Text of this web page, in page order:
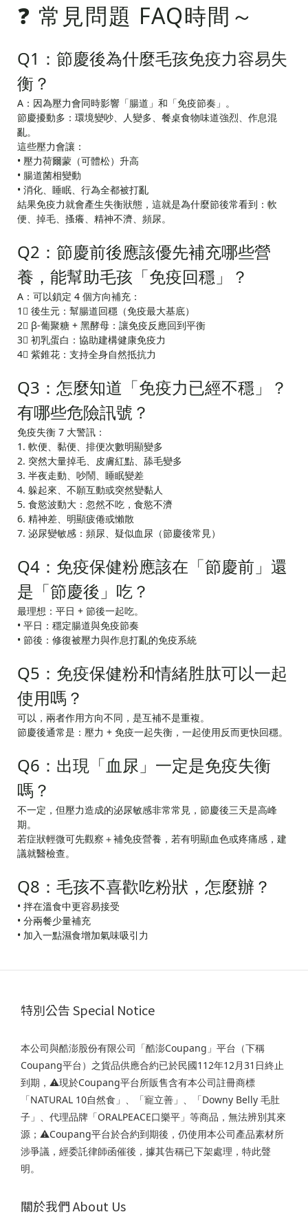
❓ 常見問題 FAQ時間～
Q1：節慶後為什麼毛孩免疫力容易失
衡？
A：因為壓力會同時影響「腸道」和「免疫節奏」。
節慶擾動多：環境變吵、人變多、餐桌食物味道強烈、作息混
亂。
這些壓力會讓：
• 壓力荷爾蒙（可體松）升高
• 腸道菌相變動
• 消化、睡眠、行為全都被打亂
結果免疫力就會產生失衡狀態，這就是為什麼節後常看到：軟
便、掉毛、搔癢、精神不濟、頻尿。
Q2：節慶前後應該優先補充哪些營
養，能幫助毛孩「免疫回穩」？
A：可以鎖定 4 個方向補充：
1⃣ 後生元：幫腸道回穩（免疫最大基底）
2⃣ β-葡聚糖 + 黑酵母：讓免疫反應回到平衡
3⃣ 初乳蛋白：協助建構健康免疫力
4⃣ 紫錐花：支持全身自然抵抗力
Q3：怎麼知道「免疫力已經不穩」？
有哪些危險訊號？
免疫失衡 7 大警訊：
1. 軟便、黏便、排便次數明顯變多
2. 突然大量掉毛、皮膚紅點、舔毛變多
3. 半夜走動、吵鬧、睡眠變差
4. 躲起來、不願互動或突然變黏人
5. 食慾波動大：忽然不吃，食慾不濟
6. 精神差、明顯疲倦或懶散
7. 泌尿變敏感：頻尿、疑似血尿（節慶後常見）
Q4：免疫保健粉應該在「節慶前」還
是「節慶後」吃？
最理想：平日 + 節後一起吃。
• 平日：穩定腸道與免疫節奏
• 節後：修復被壓力與作息打亂的免疫系統
Q5：免疫保健粉和情緒胜肽可以一起
使用嗎？
可以，兩者作用方向不同，是互補不是重複。
節慶後通常是：壓力 + 免疫一起失衡，一起使用反而更快回穩。
Q6：出現「血尿」一定是免疫失衡
嗎？
不一定，但壓力造成的泌尿敏感非常常見，節慶後三天是高峰
期。
若症狀輕微可先觀察＋補免疫營養，若有明顯血色或疼痛感，建
議就醫檢查。
Q8：毛孩不喜歡吃粉狀，怎麼辦？
• 拌在溫食中更容易接受
• 分兩餐少量補充
• 加入一點濕食增加氣味吸引力
特別公告 Special Notice
本公司與酷澎股份有限公司「酷澎Coupang」平台（下稱
Coupang平台）之貨品供應合約已於民國112年12月31日終止
到期，⚠️現於Coupang平台所販售含有本公司註冊商標
「NATURAL 10自然食」、「寵立善」、「Downy Belly 毛肚
子」、代理品牌「ORALPEACE口樂平」等商品，無法辨別其來
源；⚠️Coupang平台於合約到期後，仍使用本公司產品素材所
涉爭議，經委託律師函催後，據其告稱已下架處理，特此聲
明。
關於我們 About Us